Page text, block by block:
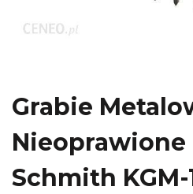
Grabie
Nieoprawione
Schmith KGM-